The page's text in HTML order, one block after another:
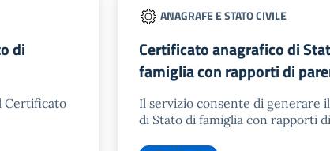
di
Certificato
ANAGRAFE E STATO CIVILE
Certificato anagrafico di
famiglia con rapporti di
Il servizio consente di generare
di Stato di famiglia con rapporti